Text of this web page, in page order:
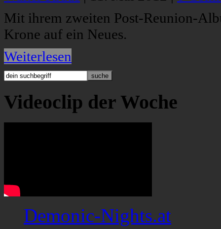
Mit ihrem zweiten Post-Reunion-
Krone auf ein Neues.
Weiterlesen
Videoclip der Woche
Demonic-Nights.at